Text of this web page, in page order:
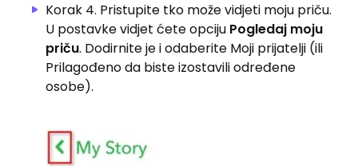
Korak 4. Pristupite tko može vidjeti moju priču.
U postavke vidjet ćete opciju Pogledaj moju
priču. Dodirnite je i odaberite Moji prijatelji (ili
Prilagođeno da biste izostavili određene
osobe).